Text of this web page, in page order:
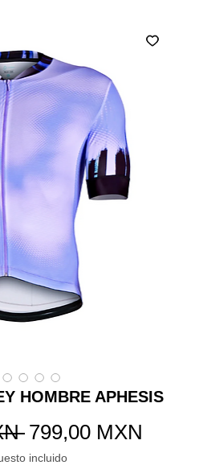
HOMBRE APHESIS
Precio
799,00 MXN
incluido